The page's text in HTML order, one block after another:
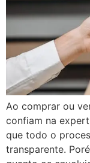
Ao comprar ou
confiam na
que todo o
transparente.